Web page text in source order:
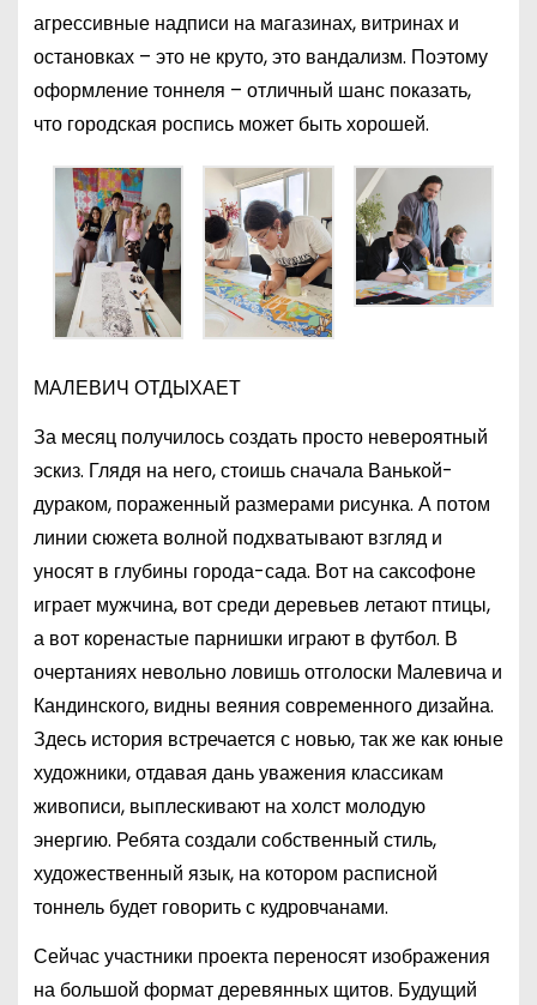
агрессивные надписи на магазинах, витринах и
остановках – это не круто, это вандализм. Поэтому
оформление тоннеля – отличный шанс показать,
что городская роспись может быть хорошей.
МАЛЕВИЧ ОТДЫХАЕТ
За месяц получилось создать просто невероятный
эскиз. Глядя на него, стоишь сначала Ванькой-
дураком, пораженный размерами рисунка. А потом
линии сюжета волной подхватывают взгляд и
уносят в глубины города-сада. Вот на саксофоне
играет мужчина, вот среди деревьев летают птицы,
а вот коренастые парнишки играют в футбол. В
очертаниях невольно ловишь отголоски Малевича и
Кандинского, видны веяния современного дизайна.
Здесь история встречается с новью, так же как юные
художники, отдавая дань уважения классикам
живописи, выплескивают на холст молодую
энергию. Ребята создали собственный стиль,
художественный язык, на котором расписной
тоннель будет говорить с кудровчанами.
Сейчас участники проекта переносят изображения
на большой формат деревянных щитов. Будущий